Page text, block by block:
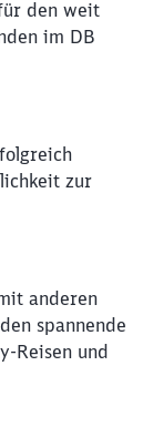
den weit
im DB
zur
anderen
spannende
Reisen und